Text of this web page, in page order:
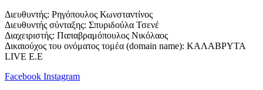
Διευθυντής: Ρηγόπουλος Κωνσταντίνος
Διευθυντής σύνταξης: Σπυριδούλα Τσενέ
Διαχειριστής: Παπαβραμόπουλος Νικόλαος
Δικαιούχος του ονόματος τομέα (domain name): ΚΑΛΑΒΡΥΤΑ
LIVE E.E
Facebook Instagram